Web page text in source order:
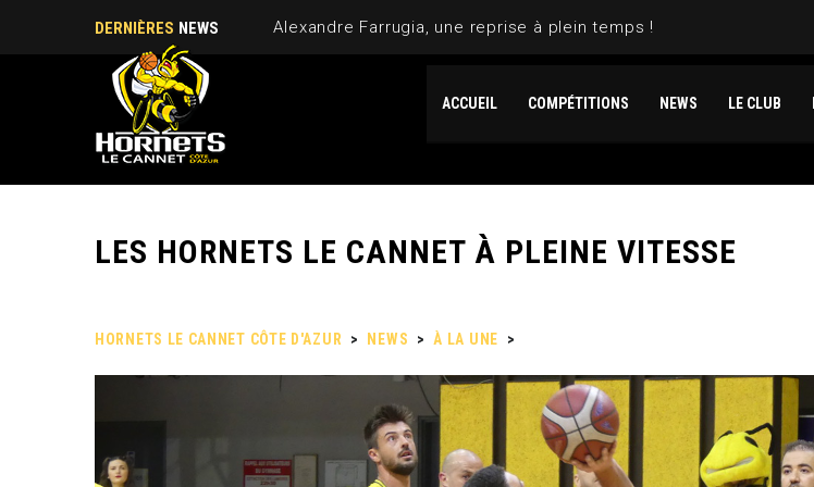
DERNIÈRES NEWS
ACCUEIL COMPÉTITIONS NEWS LE CLUB
LES HORNETS LE CANNET À PLEINE VITESSE
HORNETS LE CANNET CÔTE D'AZUR > NEWS > À LA UNE >